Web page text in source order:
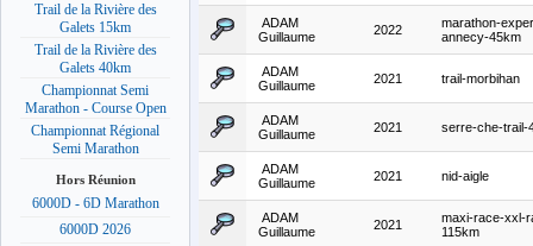
Trail de la Rivière des
Galets 15km
Trail de la Rivière des
Galets 40km
Championnat Semi
Marathon - Course Open
Championnat Régional
Semi Marathon
Hors Réunion
6000D - 6D Marathon
6000D 2026
ADAM
Guillaume
2022
marathon-
annecy-45km
ADAM
Guillaume
2021 trail-morbihan
ADAM
Guillaume
2021 serre-che-trail-
ADAM
Guillaume
2021 nid-aigle
ADAM
Guillaume
2021
maxi-race-xxl-
115km